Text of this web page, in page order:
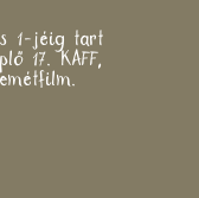
1-jéig tart
17. KAFF,